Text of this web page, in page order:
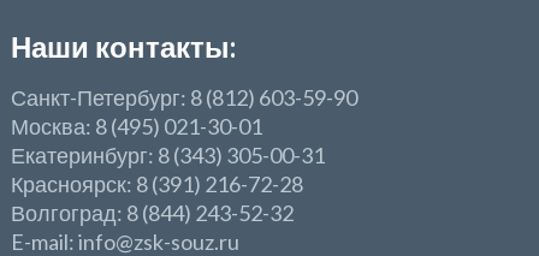
Наши контакты:
Санкт-Петербург: 8 (812) 603-59-90
Москва: 8 (495) 021-30-01
Екатеринбург: 8 (343) 305-00-31
Красноярск: 8 (391) 216-72-28
Волгоград: 8 (844) 243-52-32
E-mail: info@zsk-souz.ru